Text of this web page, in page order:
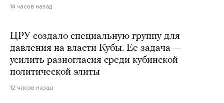
14 часов назад
ЦРУ создало специальную группу для
давления на власти Кубы. Ее задача —
усилить разногласия среди кубинской
политической элиты
12 часов назад